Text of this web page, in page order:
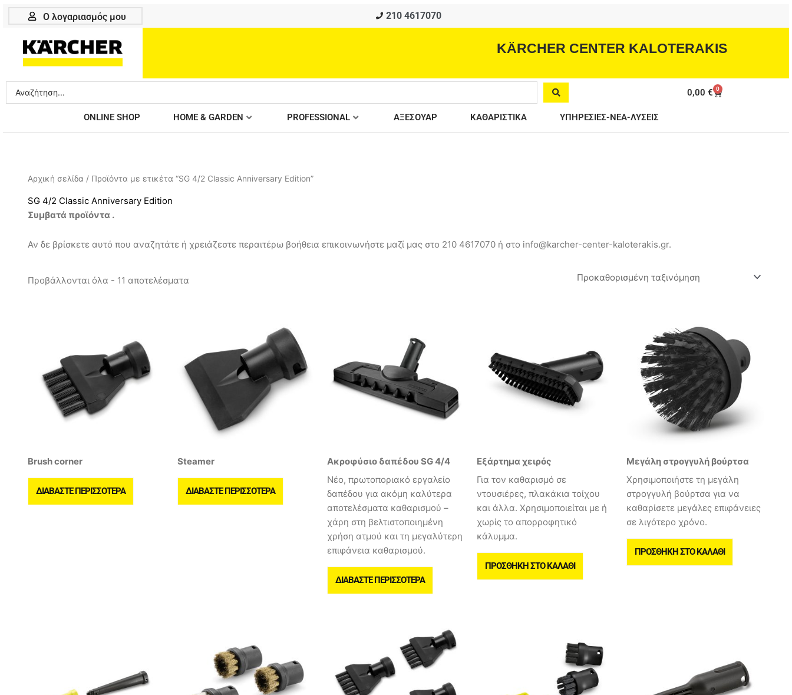
Μετάβαση
Ο λογαριασμός μου 210 4617070
KÄRCHER CENTER KALOTERAKIS
Search
...
0,00€ 0
Cart
ONLINE SHOP HOME & GARDEN PROFESSIONAL ΑΞΕΣΟΥΑΡ ΚΑΘΑΡΙΣΤΙΚΑ ΥΠΗΡΕΣΙΕΣ-ΝΕΑ-ΛΥΣΕΙΣ
Αρχική σελίδα / Προϊόντα με ετικέτα “SG 4/2 Classic Anniversary Edition”
SG 4/2 Classic Anniversary Edition
Συμβατά προϊόντα .
Αν δε βρίσκετε αυτό που αναζητάτε ή χρειάζεστε περαιτέρω βοήθεια επικοινωνήστε μαζί μας στο 210 4617070 ή στο info@karcher-center-kaloterakis.gr.
Προβάλλονται όλα - 11 αποτελέσματα
Brush corner
ΔΙΑΒΆΣΤΕ ΠΕΡΙΣΣΌΤΕΡΑ
Steamer
ΔΙΑΒΆΣΤΕ ΠΕΡΙΣΣΌΤΕΡΑ
Ακροφύσιο δαπέδου SG 4/4
Νέο, πρωτοποριακό εργαλείο
δαπέδου για ακόμη καλύτερα
αποτελέσματα καθαρισμού –
χάρη στη βελτιστοποιημένη
χρήση ατμού και τη μεγαλύτερη
επιφάνεια καθαρισμού.
ΔΙΑΒΆΣΤΕ ΠΕΡΙΣΣΌΤΕΡΑ
Εξάρτημα χειρός
Για τον καθαρισμό σε
ντουσιέρες, πλακάκια τοίχου
και άλλα. Χρησιμοποιείται με ή
χωρίς το απορροφητικό
κάλυμμα.
ΠΡΟΣΘΉΚΗ ΣΤΟ ΚΑΛΆΘΙ
Μεγάλη στρογγυλή βούρτσα
Χρησιμοποιήστε τη μεγάλη
στρογγυλή βούρτσα για να
καθαρίσετε μεγάλες επιφάνειες
σε λιγότερο χρόνο.
ΠΡΟΣΘΉΚΗ ΣΤΟ ΚΑΛΆΘΙ